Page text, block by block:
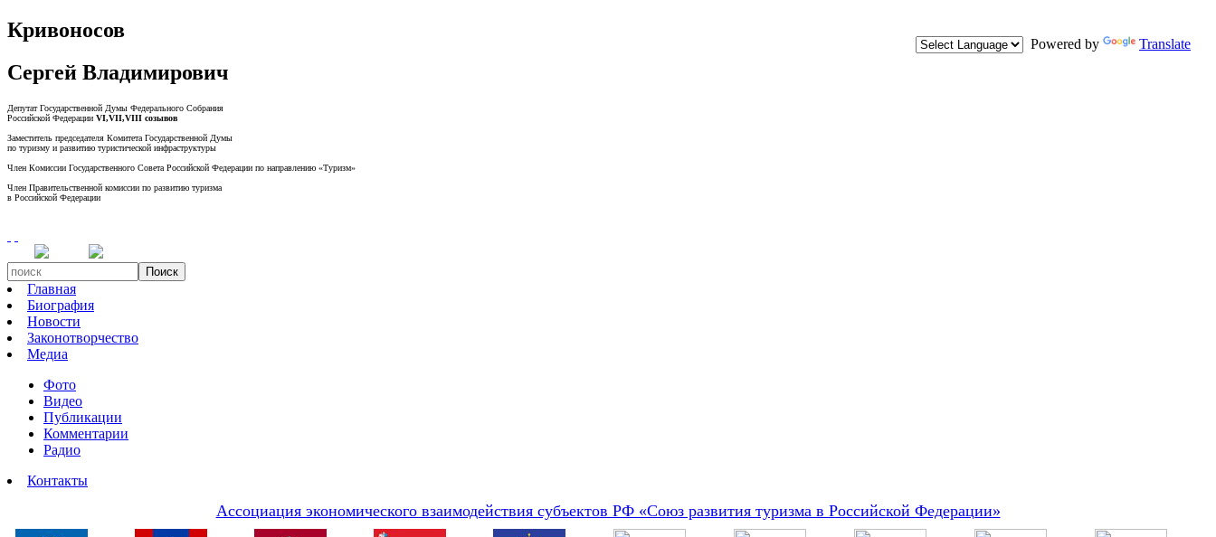
Powered by Translate
Кривоносов
Сергей Владимирович
Депутат Государственной Думы Федерального Собрания
Российской Федерации VI,VII,VIII созывов
Заместитель председателя Комитета Государственной Думы
по туризму и развитию туристической инфраструктуры
Член Комиссии Государственного Совета Российской Федерации по направлению «Туризм»
Член Правительственной комиссии по развитию туризма
в Российской Федерации
Поиск
Главная
Биография
Новости
Законотворчество
Медиа
Фото
Видео
Публикации
Комментарии
Радио
Контакты
Ассоциация экономического взаимодействия субъектов РФ «Союз развития туризма в Российской Федерации»